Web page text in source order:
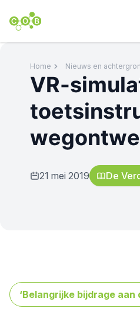
Home Nieuws en
VR-
21 mei 2019 De
‘Belangrijke bijdrage